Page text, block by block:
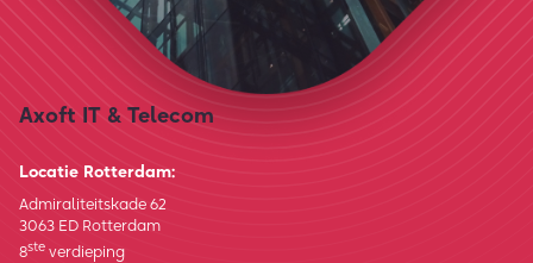
Axoft IT & Telecom
Locatie Rotterdam:
Admiraliteitskade 62
3063 ED Rotterdam
8ste verdieping